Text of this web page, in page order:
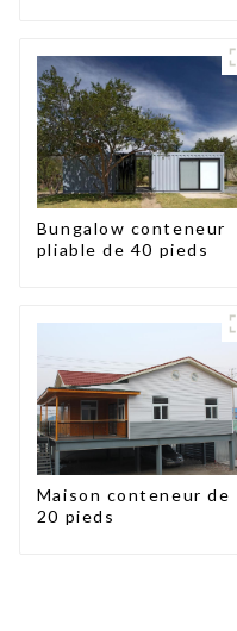
conteneur extensible,
3 chambres
Bungalow conteneur
pliable de 40 pieds
Maison conteneur de
20 pieds